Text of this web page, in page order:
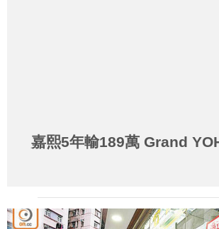
嘉熙5年輸189萬 Grand